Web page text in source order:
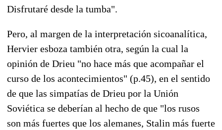
Disfrutaré desde la tumba".
Pero, al margen de la interpretación sicoanalítica,
Hervier esboza también otra, según la cual la
opinión de Drieu "no hace más que acompañar el
curso de los acontecimientos" (p.45), en el sentido
de que las simpatías de Drieu por la Unión
Soviética se deberían al hecho de que "los rusos
son más fuertes que los alemanes, Stalin más fuerte